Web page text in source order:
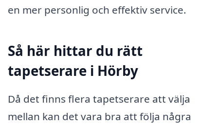
en mer personlig och effektiv service.
Så här hittar du rätt
tapetserare i Hörby
Då det finns flera tapetserare att välja
mellan kan det vara bra att följa några